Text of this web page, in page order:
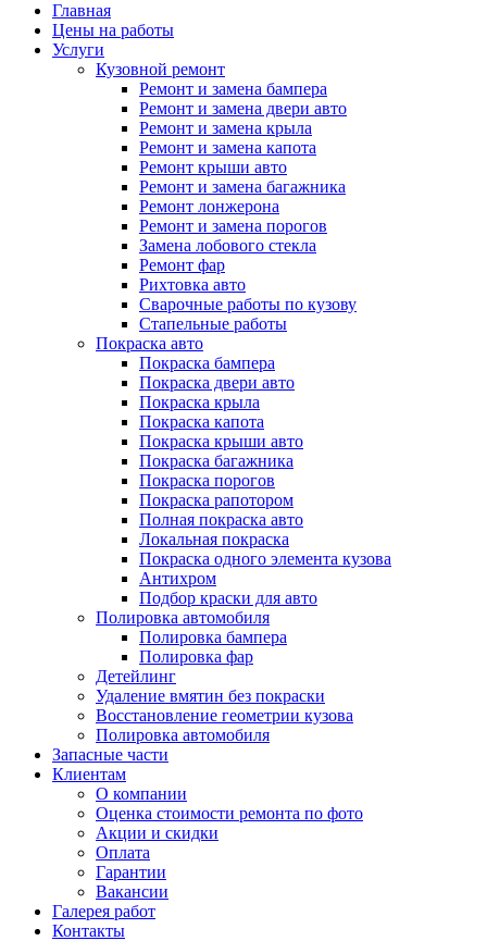
Главная
Цены на работы
Услуги
Кузовной ремонт
Ремонт и замена бампера
Ремонт и замена двери авто
Ремонт и замена крыла
Ремонт и замена капота
Ремонт крыши авто
Ремонт и замена багажника
Ремонт лонжерона
Ремонт и замена порогов
Замена лобового стекла
Ремонт фар
Рихтовка авто
Сварочные работы по кузову
Стапельные работы
Покраска авто
Покраска бампера
Покраска двери авто
Покраска крыла
Покраска капота
Покраска крыши авто
Покраска багажника
Покраска порогов
Покраска рапотором
Полная покраска авто
Локальная покраска
Покраска одного элемента кузова
Антихром
Подбор краски для авто
Полировка автомобиля
Полировка бампера
Полировка фар
Детейлинг
Удаление вмятин без покраски
Восстановление геометрии кузова
Полировка автомобиля
Запасные части
Клиентам
О компании
Оценка стоимости ремонта по фото
Акции и скидки
Оплата
Гарантии
Вакансии
Галерея работ
Контакты